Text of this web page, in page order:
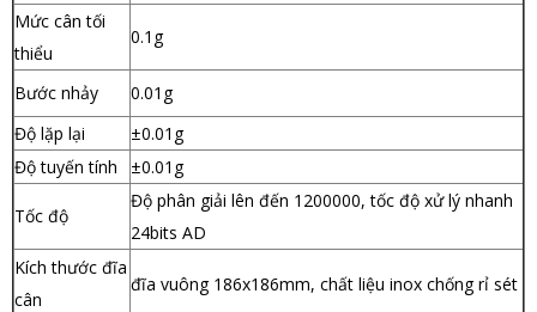
Mức cân tối
thiểu
0.1g
Bước nhảy
0.01g
Độ lặp lại
±0.01g
Độ tuyến tính
±0.01g
Tốc độ
Độ phân giải lên đến 1200000, tốc độ xử lý nhanh
24bits AD
Kích thước đĩa
cân
đĩa vuông 186x186mm, chất liệu inox chống rỉ sét